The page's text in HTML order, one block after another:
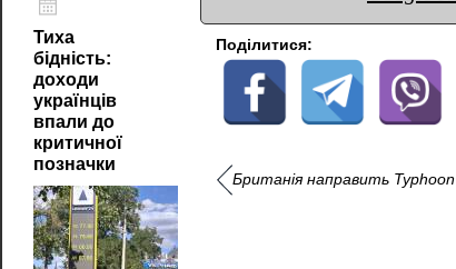
Тиха
бідність:
доходи
українців
впали до
критичної
позначки
Поділитися:
Британія направить Typhoon